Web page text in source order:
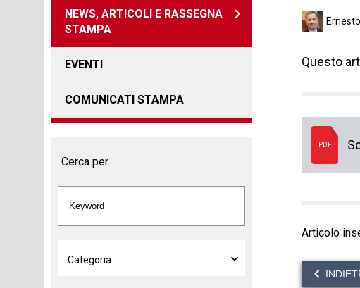
NEWS, ARTICOLI E RASSEGNA
STAMPA
EVENTI
COMUNICATI STAMPA
Cerca per...
Questo
PDF
Articolo